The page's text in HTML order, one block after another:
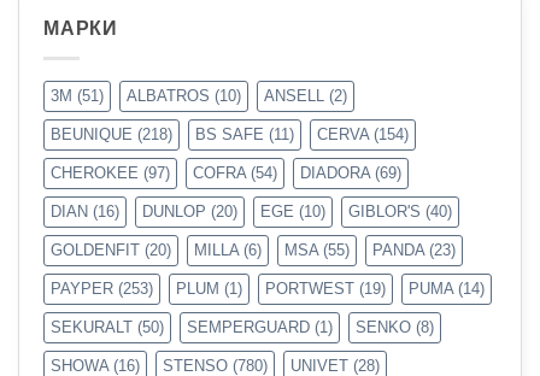
МАРКИ
3M (51) ALBATROS (10) ANSELL (2)
BEUNIQUE (218) BS SAFE (11) CERVA (154)
CHEROKEE (97) COFRA (54) DIADORA (69)
DIAN (16) DUNLOP (20) EGE (10) GIBLOR'S (40)
GOLDENFIT (20) MILLA (6) MSA (55) PANDA (23)
PAYPER (253) PLUM (1) PORTWEST (19) PUMA (14)
SEKURALT (50) SEMPERGUARD (1) SENKO (8)
SHOWA (16) STENSO (780) UNIVET (28)